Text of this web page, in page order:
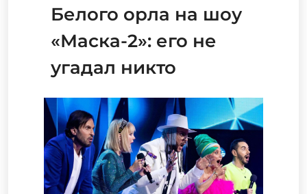
Белого орла на шоу
«Маска-2»: его не
угадал никто